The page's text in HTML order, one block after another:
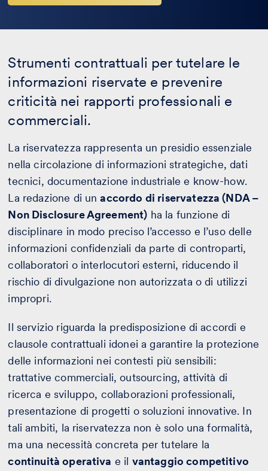
Strumenti contrattuali per tutelare le
informazioni riservate e prevenire
criticità nei rapporti professionali e
commerciali.
La riservatezza rappresenta un presidio essenziale
nella circolazione di informazioni strategiche, dati
tecnici, documentazione industriale e know-how.
La redazione di unaccordo di riservatezza (NDA –
Non Disclosure Agreement) ha la funzione di
disciplinare in modo preciso l’accesso e l’uso delle
informazioni confidenziali da parte di controparti,
collaboratori o interlocutori esterni, riducendo il
rischio di divulgazione non autorizzata o di utilizzi
impropri.
Il servizio riguarda la predisposizione di accordi e
clausole contrattuali idonei a garantire la protezione
delle informazioni nei contesti più sensibili:
trattative commerciali, outsourcing, attività di
ricerca e sviluppo, collaborazioni professionali,
presentazione di progetti o soluzioni innovative. In
tali ambiti, la riservatezza non è solo una formalità,
ma una necessità concreta per tutelare la
continuità operativa e il vantaggio competitivo